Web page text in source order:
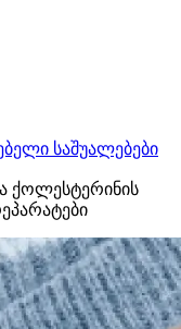
საშუალებები
ქოლესტერინის